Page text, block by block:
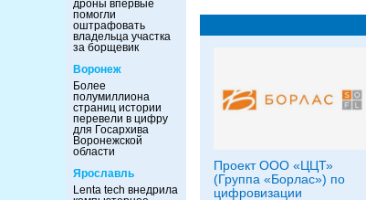
дроны впервые
помогли
оштрафовать
владельца участка
за борщевик
Воронеж
Более
полумиллиона
страниц истории
перевели в цифру
для Госархива
Воронежской
области
Ярославль
Lenta tech внедрила
Проект ООО «ЦЦТ»
(Группа «Борлас») по
цифровизации